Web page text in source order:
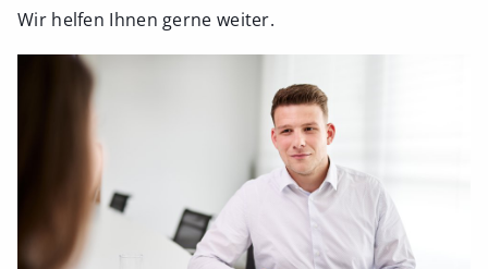
Wir helfen Ihnen gerne weiter.